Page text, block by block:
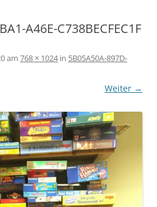
A46E-C738BECFEC1F
am 768 × 1024in 5B05A50A-897D-
Weiter →